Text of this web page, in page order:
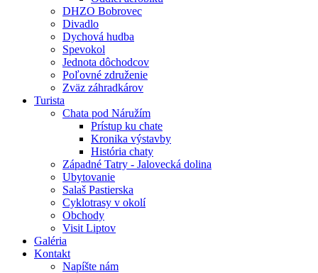
DHZO Bobrovec
Divadlo
Dychová hudba
Spevokol
Jednota dôchodcov
Poľovné združenie
Zväz záhradkárov
Turista
Chata pod Náružím
Prístup ku chate
Kronika výstavby
História chaty
Západné Tatry - Jalovecká dolina
Ubytovanie
Salaš Pastierska
Cyklotrasy v okolí
Obchody
Visit Liptov
Galéria
Kontakt
Napíšte nám